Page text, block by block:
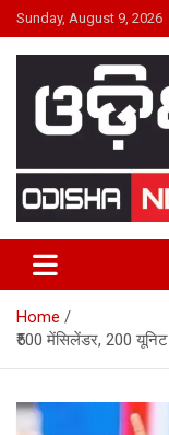
Skip
to
content
Sunday, August 9, 2026
ODISHA
Home
₹500 मेंसिलेंडर, 200 यूनिट